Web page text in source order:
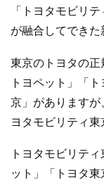
「トヨタモビリ
が融合してできた
東京のトヨタの
トヨペット」「
京」がありますが
ヨタモビリティ東
トヨタモビリテ
ット」「トヨタ